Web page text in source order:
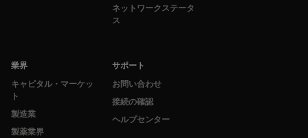
業界
キャピタル・マーケッ
ト
製造業
製薬業界
ネットワークステータ
ス
サポート
お問い合わせ
接続の確認
ヘルプセンター